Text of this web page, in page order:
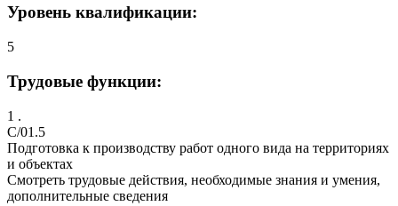
Уровень квалификации:
5
Трудовые функции:
1 .
C/01.5
Подготовка к производству работ одного вида на территориях
и объектах
Смотреть трудовые действия, необходимые знания и умения,
дополнительные сведения